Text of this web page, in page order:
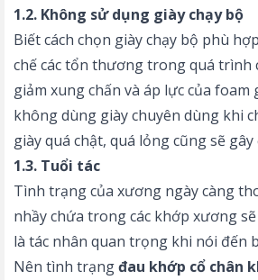
1.2. Không sử dụng giày chạy bộ
Biếtcách chọn giày chạy bộ phù
chế các tổn thương trong quá trình
giảm xung chấn và áp lực của foam
không dùng giày chuyên dùng khi
giày quá chật, quá lỏng cũng sẽ gây
1.3. Tuổi tác
Tình trạng của xương ngày càng
nhầy chứa trong các khớp xương
là tác nhân quan trọng khi nói đến
Nên tình trạngđau khớp cổ chân